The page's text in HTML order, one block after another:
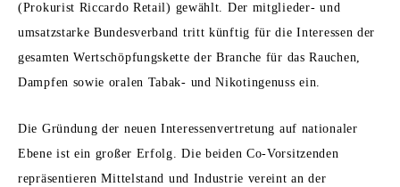
(Prokurist Riccardo Retail) gewählt. Der mitglieder- und
umsatzstarke Bundesverband tritt künftig für die Interessen der
gesamten Wertschöpfungskette der Branche für das Rauchen,
Dampfen sowie oralen Tabak- und Nikotingenuss ein.
Die Gründung der neuen Interessenvertretung auf nationaler
Ebene ist ein großer Erfolg. Die beiden Co-Vorsitzenden
repräsentieren Mittelstand und Industrie vereint an der